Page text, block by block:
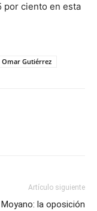
por ciento en esta
Omar Gutiérrez
Artículo siguiente
la oposición